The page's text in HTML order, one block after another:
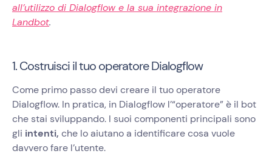
all’utilizzo di Dialogflow e la sua integrazione in
Landbot.
1. Costruisci il tuo operatore Dialogflow
Come primo passo devi creare il tuo operatore
Dialogflow. In pratica, in Dialogflow l’“operatore” è il bot
che stai sviluppando. I suoi componenti principali sono
gli intenti, che lo aiutano a identificare cosa vuole
davvero fare l’utente.